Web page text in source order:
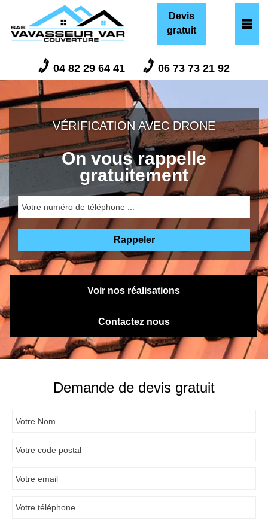
Devis
gratuit
04 82 29 64 41 06 73 73 21 92
VÉRIFICATION AVEC DRONE
On vous rappelle
gratuitement
Voir nos réalisations
Contactez nous
Demande de devis gratuit